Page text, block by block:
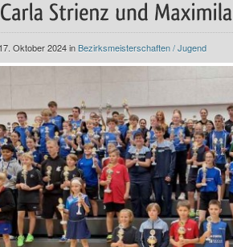
Oktober 2024 inBezirksmeisterschaften / Jugend